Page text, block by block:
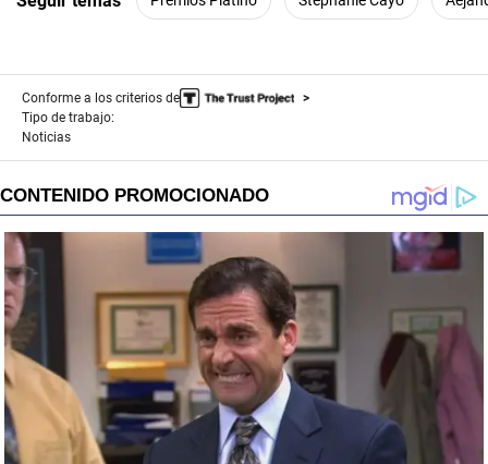
Conforme a los criterios de
Tipo de trabajo:
Noticias